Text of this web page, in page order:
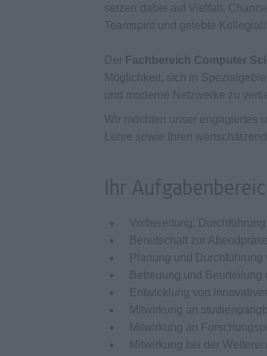
setzen dabei auf Vielfalt,
Teamspirit und gelebte
Der Fachbereich Computer
Möglichkeit, sich in
und moderne Netzwerke zu
Wir möchten unser engagiertes
Lehre sowie Ihren
Ihr
Vorbereitung,
Bereitschaft zur
Planung und Durchführung
Betreuung und
Entwicklung von
Mitwirkung an
Mitwirkung an
Mitwirkung bei der